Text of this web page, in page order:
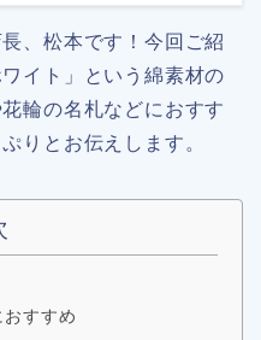
、松本です！今回ご紹
イト」という綿素材の
輪の名札などにおすす
りとお伝えします。
すすめ